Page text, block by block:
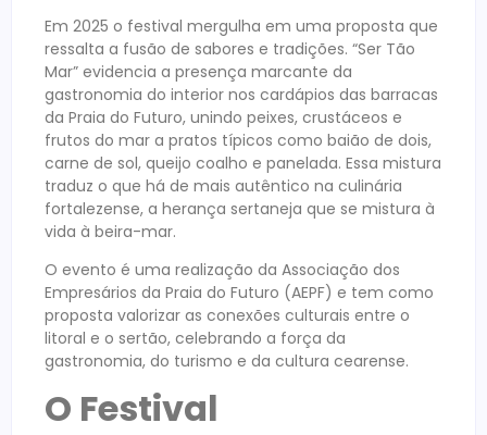
Em 2025 o festival mergulha em uma proposta que
ressalta a fusão de sabores e tradições. “Ser Tão
Mar” evidencia a presença marcante da
gastronomia do interior nos cardápios das barracas
da Praia do Futuro, unindo peixes, crustáceos e
frutos do mar a pratos típicos como baião de dois,
carne de sol, queijo coalho e panelada. Essa mistura
traduz o que há de mais autêntico na culinária
fortalezense, a herança sertaneja que se mistura à
vida à beira-mar.
O evento é uma realização da Associação dos
Empresários da Praia do Futuro (AEPF) e tem como
proposta valorizar as conexões culturais entre o
litoral e o sertão, celebrando a força da
gastronomia, do turismo e da cultura cearense.
O Festival